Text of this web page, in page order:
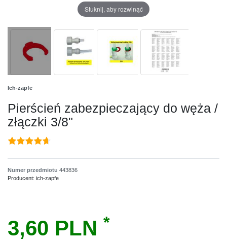
Stuknij, aby rozwinąć
Ich-zapfe
Pierścień zabezpieczający do węża /
złączki 3/8"
Numer przedmiotu 443836
Producent: ich-zapfe
3,60 PLN *